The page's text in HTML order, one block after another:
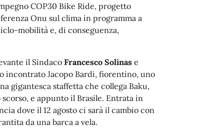
COP30 Bike Ride, progetto
Onu sul clima in programma a
mobilità e, di conseguenza,
il Sindaco Francesco Solinas e
incontrato Jacopo Bardi, fiorentino, uno
gigantesca staffetta che collega Baku,
e appunto il Brasile. Entrata in
dove il 12 agosto ci sarà il cambio con
da una barca a vela.